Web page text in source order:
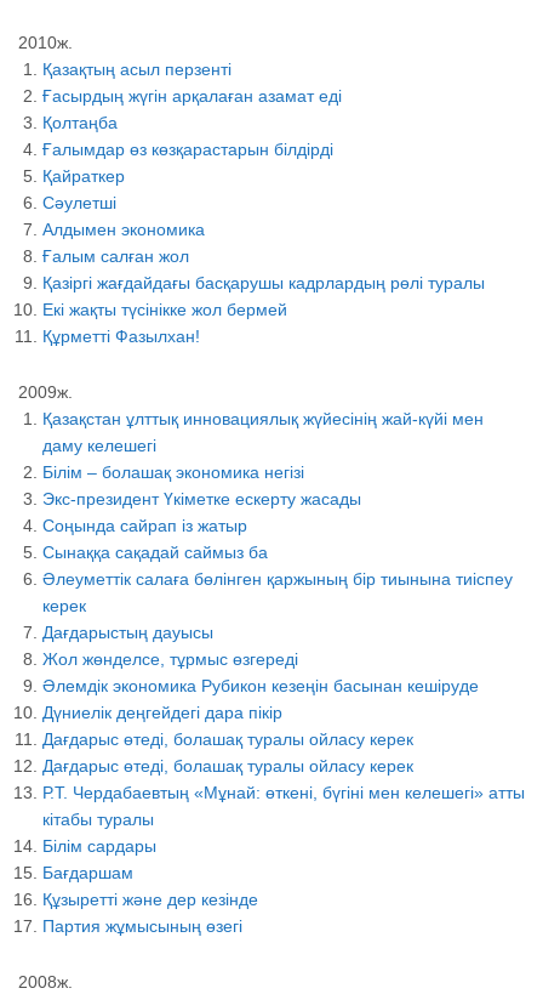
2010ж.
Қазақтың асыл перзенті
Ғасырдың жүгін арқалаған азамат еді
Қолтаңба
Ғалымдар өз көзқарастарын білдірді
Қайраткер
Сәулетші
Алдымен экономика
Ғалым салған жол
Қазіргі жағдайдағы басқарушы кадрлардың рөлі туралы
Екі жақты түсінікке жол бермей
Құрметті Фазылхан!
2009ж.
Қазақстан ұлттық инновациялық жүйесінің жай-күйі мен
даму келешегі
Білім – болашақ экономика негізі
Экс-президент Үкіметке ескерту жасады
Соңында сайрап із жатыр
Сынаққа сақадай саймыз ба
Әлеуметтік салаға бөлінген қаржының бір тиынына тиіспеу
керек
Дағдарыстың дауысы
Жол жөнделсе, тұрмыс өзгереді
Әлемдік экономика Рубикон кезеңін басынан кешіруде
Дүниелік деңгейдегі дара пікір
Дағдарыс өтеді, болашақ туралы ойласу керек
Дағдарыс өтеді, болашақ туралы ойласу керек
Р.Т. Чердабаевтың «Мұнай: өткені, бүгіні мен келешегі» атты
кітабы туралы
Білім сардары
Бағдаршам
Құзыретті және дер кезінде
Партия жұмысының өзегі
2008ж.